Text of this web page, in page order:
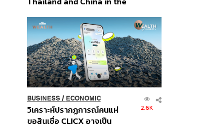
Order
BUSINESS/ ECONOMIC
วิเคราะห์ปรากฏการณ์คนแห่
ขอสินเชื่อ CLICX อาจเป็น
2.6K